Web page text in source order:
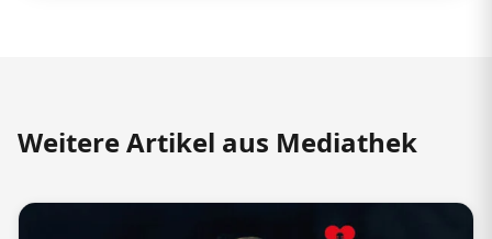
Weitere Artikel aus Mediathek